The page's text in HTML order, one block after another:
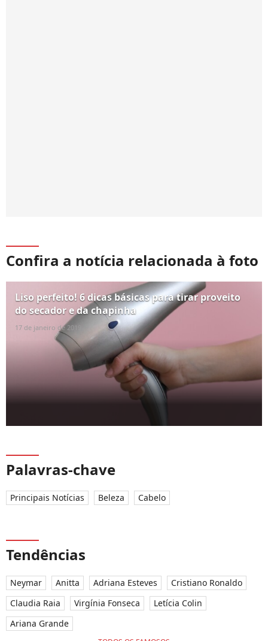
Confira a notícia relacionada à foto
Liso perfeito! 6 dicas básicas para tirar proveito
do secador e da chapinha
17 de janeiro de 2019
Palavras-chave
Principais Notícias Beleza Cabelo
Tendências
Neymar Anitta Adriana Esteves
Cristiano Ronaldo
Claudia Raia
Virgínia Fonseca
Letícia Colin
Ariana Grande